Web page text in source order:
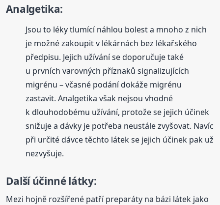
Analgetika:
Jsou to léky tlumící náhlou bolest a mnoho z nich
je možné zakoupit v lékárnách bez lékařského
předpisu. Jejich užívání se doporučuje také
u prvních varovných příznaků signalizujících
migrénu – včasné podání dokáže migrénu
zastavit. Analgetika však nejsou vhodné
k dlouhodobému užívání, protože se jejich účinek
snižuje a dávky je potřeba neustále zvyšovat. Navíc
při určité dávce těchto látek se jejich účinek pak už
nezvyšuje.
Další účinné látky:
Mezi hojně rozšířené patří preparáty na bázi látek jako